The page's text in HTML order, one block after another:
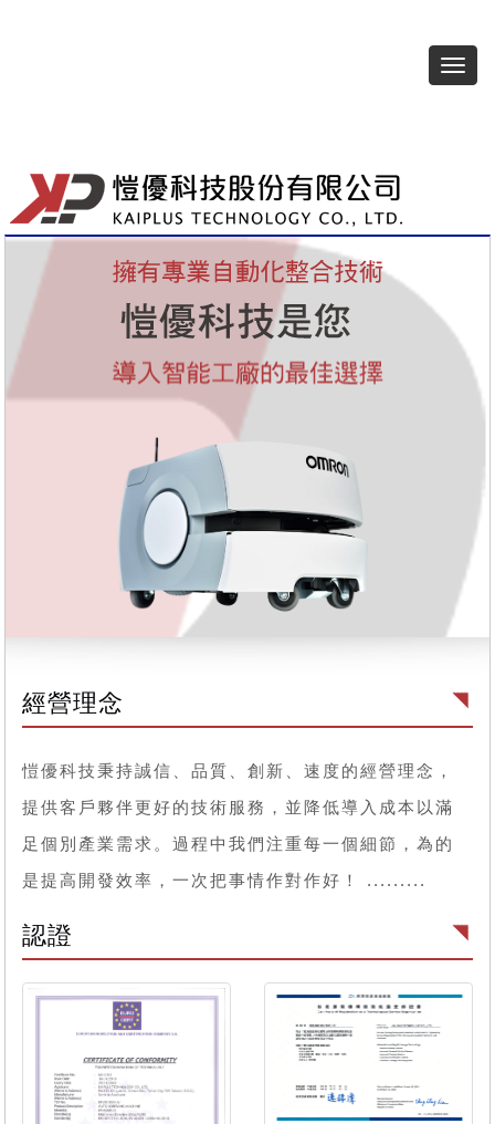
選
經營理念
愷優科技秉持誠信、品質、創新、速度的經營理念，
提供客戶夥伴更好的技術服務，並降低導入成本以滿
足個別產業需求。過程中我們注重每一個細節，為的
是提高開發效率，一次把事情作對作好！ .........
認證